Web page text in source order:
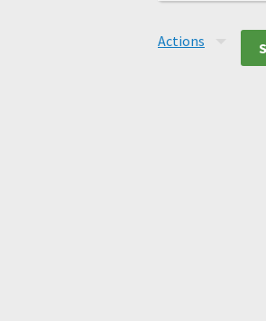
Actions